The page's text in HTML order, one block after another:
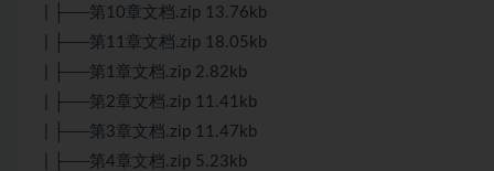
| ├──第10章文档.zip 13.76kb
| ├──第11章文档.zip 18.05kb
| ├──第1章文档.zip 2.82kb
| ├──第2章文档.zip 11.41kb
| ├──第3章文档.zip 11.47kb
| ├──第4章文档.zip 5.23kb